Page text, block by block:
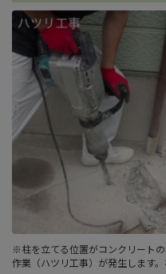
※柱を立てる位置がコンクリート
作業（ハツリ工事）が発生します